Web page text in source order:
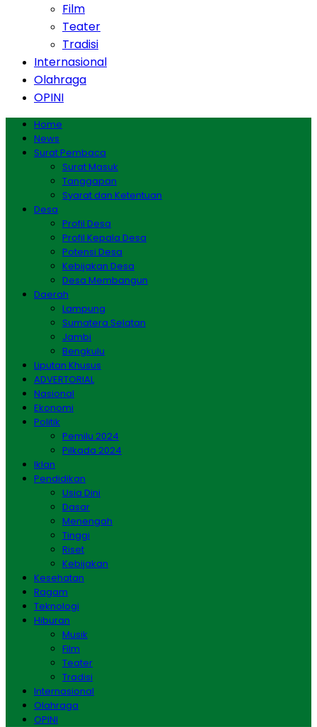
Film
Teater
Tradisi
Internasional
Olahraga
OPINI
Home
News
Surat Pembaca
Surat Masuk
Tanggapan
Syarat dan Ketentuan
Desa
Profil Desa
Profil Kepala Desa
Potensi Desa
Kebijakan Desa
Desa Membangun
Daerah
Lampung
Sumatera Selatan
Jambi
Bengkulu
Liputan Khusus
ADVERTORIAL
Nasional
Ekonomi
Politik
Pemilu 2024
Pilkada 2024
Iklan
Pendidikan
Usia Dini
Dasar
Menengah
Tinggi
Riset
Kebijakan
Kesehatan
Ragam
Teknologi
Hiburan
Musik
Film
Teater
Tradisi
Internasional
Olahraga
OPINI